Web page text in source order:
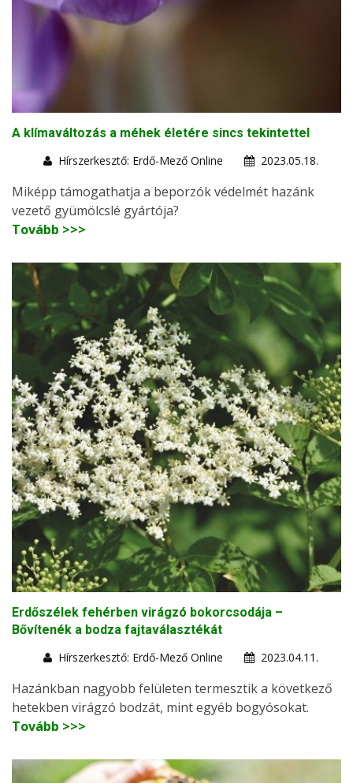
A klímaváltozás a méhek életére sincs tekintettel
Hírszerkesztő: Erdő-Mező Online
2023.05.18.
Miképp támogathatja a beporzók védelmét hazánk
vezető gyümölcslé gyártója?
Tovább >>>
Erdőszélek fehérben virágzó bokorcsodája –
Bővítenék a bodza fajtaválasztékát
Hírszerkesztő: Erdő-Mező Online
2023.04.11.
Hazánkban nagyobb felületen termesztik a következő
hetekben virágzó bodzát, mint egyéb bogyósokat.
Tovább >>>